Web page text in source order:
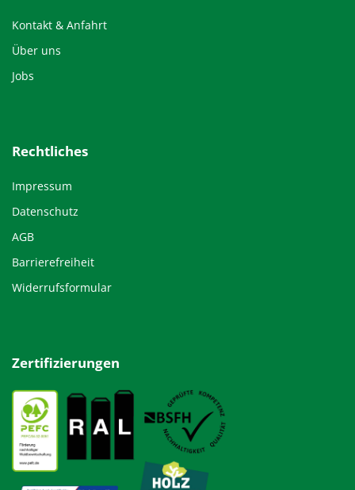
Kontakt & Anfahrt
Über uns
Jobs
Rechtliches
Impressum
Datenschutz
AGB
Barrierefreiheit
Widerrufsformular
Zertifizierungen